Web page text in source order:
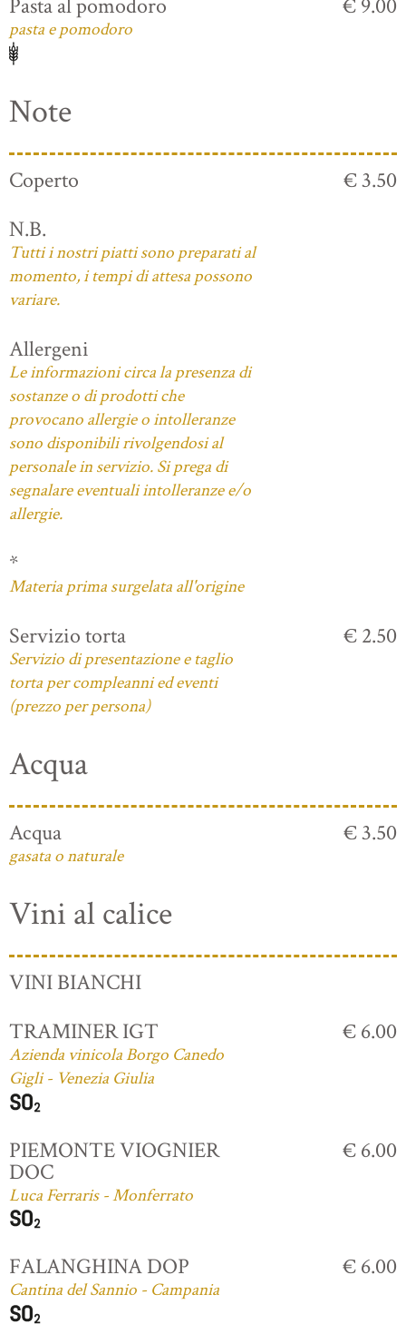
Pasta al pomodoro
pasta e pomodoro
€ 9.00
Note
Coperto
€ 3.50
N.B.
Tutti i nostri piatti sono preparati al
momento, i tempi di attesa possono
variare.
Allergeni
Le informazioni circa la presenza di
sostanze o di prodotti che
provocano allergie o intolleranze
sono disponibili rivolgendosi al
personale in servizio. Si prega di
segnalare eventuali intolleranze e/o
allergie.
*
Materia prima surgelata all'origine
Servizio torta
Servizio di presentazione e taglio
torta per compleanni ed eventi
(prezzo per persona)
€ 2.50
Acqua
Acqua
gasata o naturale
€ 3.50
Vini al calice
VINI BIANCHI
TRAMINER IGT
Azienda vinicola Borgo Canedo
Gigli - Venezia Giulia
€ 6.00
PIEMONTE VIOGNIER
DOC
Luca Ferraris - Monferrato
€ 6.00
FALANGHINA DOP
Cantina del Sannio - Campania
€ 6.00